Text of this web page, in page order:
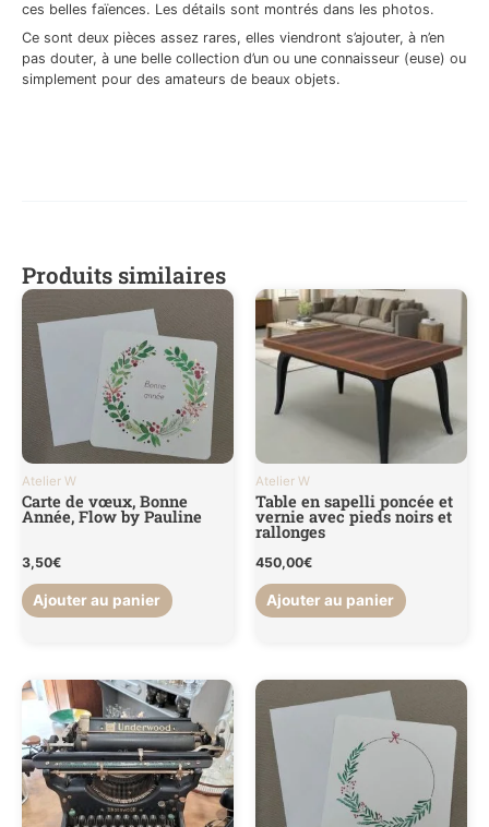
ces belles faïences. Les détails sont montrés dans les photos.
Ce sont deux pièces assez rares, elles viendront s’ajouter, à n’en
pas douter, à une belle collection d’un ou une connaisseur (euse) ou
simplement pour des amateurs de beaux objets.
Produits similaires
Atelier W
Carte de vœux, Bonne
Année, Flow by Pauline
3,50€
Ajouter au panier
Atelier W
Table en sapelli poncée et
vernie avec pieds noirs et
rallonges
450,00€
Ajouter au panier